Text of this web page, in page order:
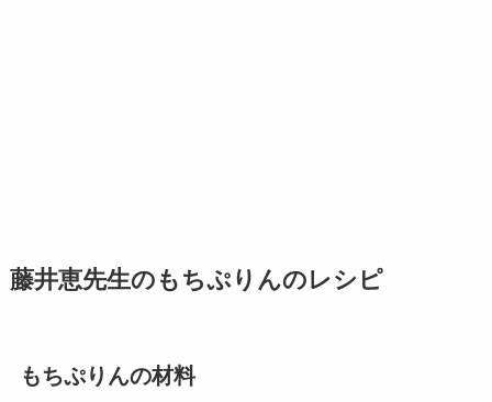
藤井恵先生のもちぷりんのレシピ
もちぷりんの材料